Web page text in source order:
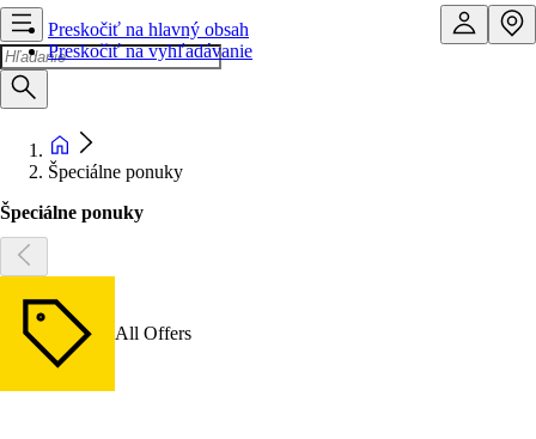
Preskočiť na hlavný obsah
Preskočiť na vyhľadávanie
Špeciálne ponuky
Špeciálne ponuky
All Offers